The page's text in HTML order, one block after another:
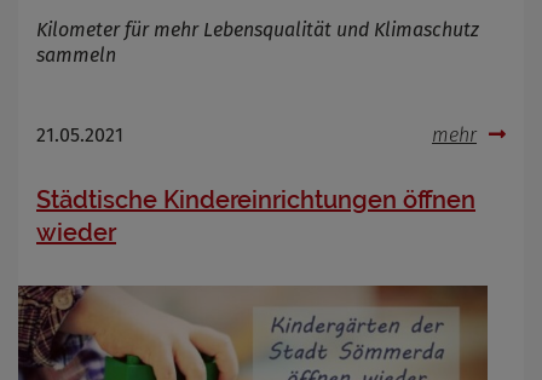
Kilometer für mehr Lebensqualität und Klimaschutz
sammeln
21.05.2021 mehr
Städtische Kindereinrichtungen öffnen
wieder